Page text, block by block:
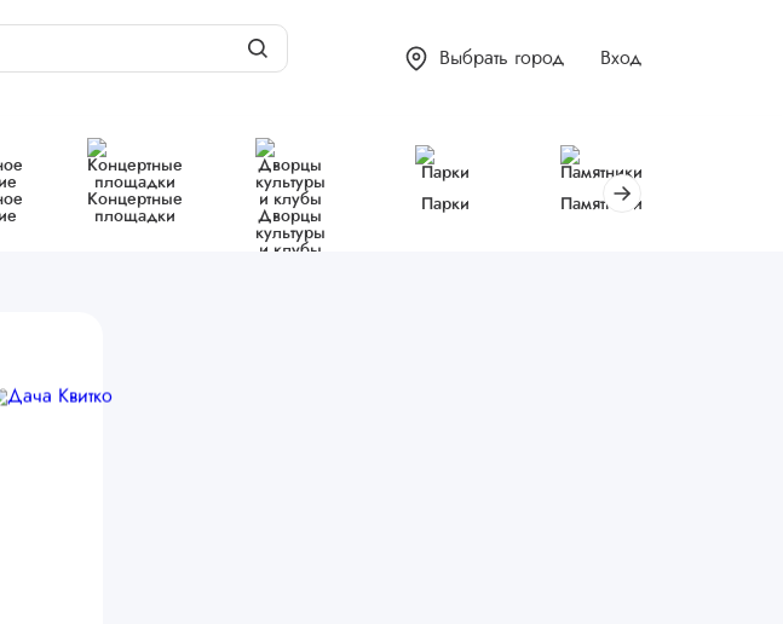
Выбрать город Вход
Концертные
площадки
Дворцы
культуры
и клубы
Парки Памятники